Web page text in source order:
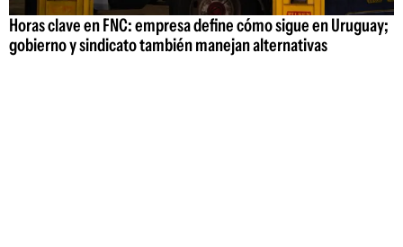
Horas clave en FNC: empresa define cómo sigue en Uruguay;
gobierno y sindicato también manejan alternativas